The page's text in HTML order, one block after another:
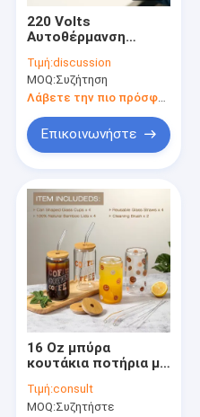
Σχετικά με εμάς
Γύρος εργοστασίων
επαφή
Νέα
Όλες οι περιπτώσεις
Ζητήστε ένα απόσπασμα
μονωμένα κενό φλυτζάνια
Κεραμικά κύπελλα
220 Volts
Αυτοθέρμανση
Καφέ χωρητικότητα
14 ουγγιές
Τιμή:discussion
MOQ:Συζήτηση
Λάβετε την πιο πρόσφατη τιμή
Επικοινωνήστε
16 Oz μπύρα
κουτάκια ποτήρια με
μπαμπού 4pcs σετ
Τιμή:consult
MOQ:Συζητήστε